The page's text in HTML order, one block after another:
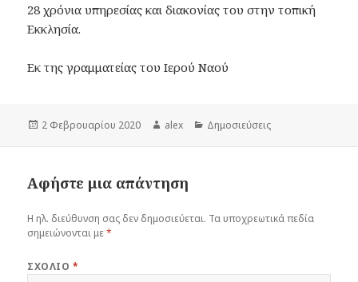
28 χρόνια υπηρεσίας και διακονίας του στην τοπική
Εκκλησία.
Εκ της γραμματείας του Ιερού Ναού
Δημοσιεύτηκε
2 Φεβρουαρίου 2020 Συντάκτης
alex Κατηγορίες
Δημοσιεύσεις
Αφήστε μια απάντηση
Η ηλ. διεύθυνση σας δεν δημοσιεύεται. Τα υποχρεωτικά πεδία
σημειώνονται με*
ΣΧΌΛΙΟ *